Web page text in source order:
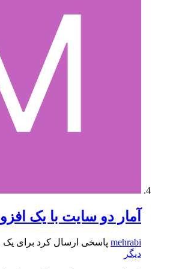
آمار دو سایت با یک
mehrabi پاسخی ارسال کرد برای یک
دیگر